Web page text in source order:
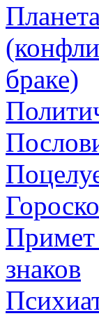
браке)
знаков